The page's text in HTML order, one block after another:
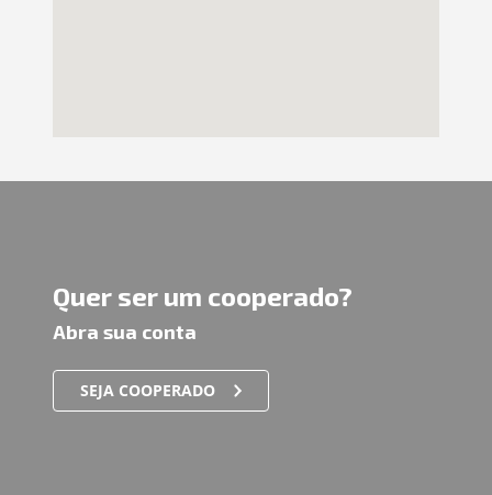
Quer ser um cooperado?
Abra sua conta
SEJA COOPERADO